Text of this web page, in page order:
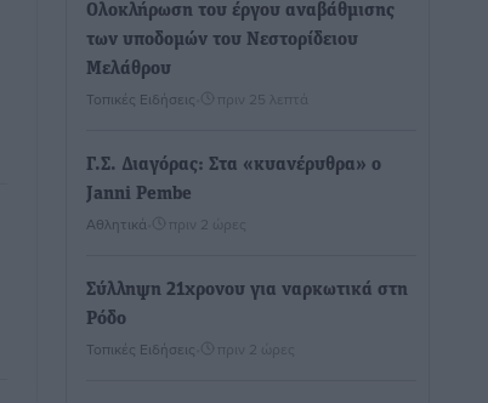
Ολοκλήρωση του έργου αναβάθμισης
των υποδομών του Νεστορίδειου
Μελάθρου
Τοπικές Ειδήσεις πριν 25 λεπτά
Γ.Σ. Διαγόρας: Στα «κυανέρυθρα» ο
Janni Pembe
Αθλητικά πριν 2 ώρες
Σύλληψη 21χρονου για ναρκωτικά στη
Ρόδο
Τοπικές Ειδήσεις πριν 2 ώρες